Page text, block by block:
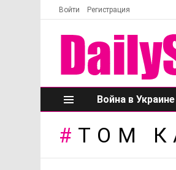
Войти Регистрация
Меню
Война в Украине
ТОМ